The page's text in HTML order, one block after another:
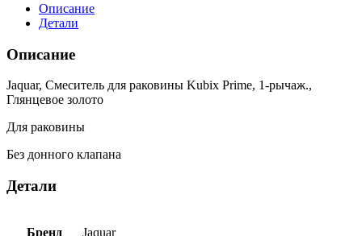
Описание
Детали
Описание
Jaquar, Смеситель для раковины Kubix Prime, 1-рычаж.,
Глянцевое золото
Для раковины
Без донного клапана
Детали
Бренд Jaquar